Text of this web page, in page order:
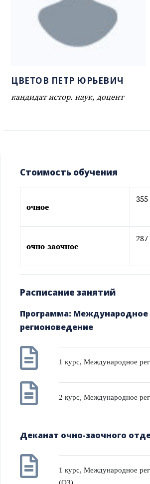
ЦВЕТОВ ПЕТР ЮРЬЕВИЧ
кандидат истор. наук, доцент
Стоимость обучения
очное
очно-заочное
Расписание занятий
Программа: Международное
регионоведение
1 курс, Международное
2 курс, Международное
Деканат очно-заочного
1 курс, Международное
(ОЗ)